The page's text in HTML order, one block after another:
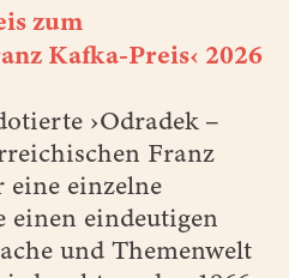
zum
Kafka-Preis‹ 2026
›Odradek –
Franz
eine einzelne
eindeutigen
und Themenwelt